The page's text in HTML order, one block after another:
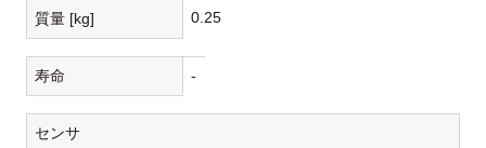
質量 [kg] 0.25
寿命 -
センサ